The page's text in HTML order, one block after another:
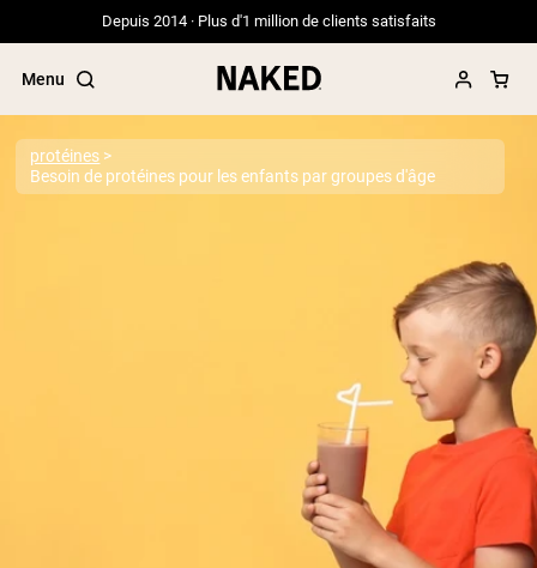
Depuis 2014 · Plus d'1 million de clients satisfaits
Menu
PROTÉINES EN POUDREMeilleure Vente
Protéine de pois
Protéine de Whey en Poudre
Peptides de collagène
Whey au chocolat issu de vaches
protéines
Besoin de protéines pour les enfants par groupes d'âge